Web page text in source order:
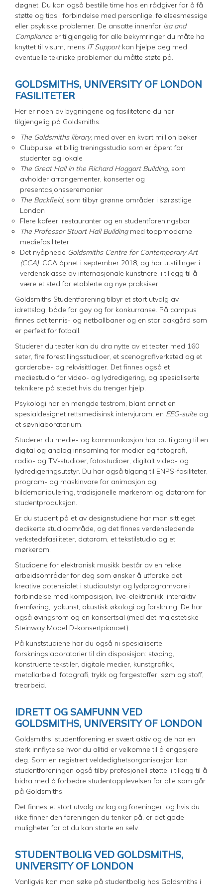
døgnet. Du kan også bestille time hos en rådgiver for å få
støtte og tips i forbindelse med personlige, følelsesmessige
eller psykiske problemer. De ansatte innenfor isa and
Compliance er tilgjengelig for alle bekymringer du måte ha
knyttet til visum, mens IT Supportkan hjelpe deg med
eventuelle tekniske problemer du måtte støte på.
GOLDSMITHS, UNIVERSITY OF LONDON
FASILITETER
Her er noen av bygningene og fasilitetene du har
tilgjengelig på Goldsmiths:
The Goldsmiths library, med over en kvart million bøker
Clubpulse, et billig treningsstudio som er åpent for
studenter og lokale
The Great Hall in the Richard Hoggart Building, som
avholder arrangementer, konserter og
presentasjonsseremonier
The Backfield, som tilbyr grønne områder i sørøstlige
London
Flere kafeer, restauranter og en studentforeningsbar
The Professor Stuart Hall Building med toppmoderne
mediefasiliteter
Det nyåpnede Goldsmiths Centre for Contemporary Art
(CCA). CCA åpnet i september 2018, og har utstillinger i
verdensklasse av internasjonale kunstnere, i tillegg til å
være et sted for etablerte og nye praksiser
Goldsmiths Studentforening tilbyr et stort utvalg av
idrettslag, både for gøy og for konkurranse. På campus
finnes det tennis- og netballbaner og en stor bakgård som
er perfekt for fotball.
Studerer du teater kan du dra nytte av et teater med 160
seter, fire forestillingsstudioer, et scenografiverksted og et
garderobe- og rekvisittlager. Det finnes også et
mediestudio for video- og lydredigering, og spesialiserte
teknikere på stedet hvis du trenger hjelp.
Psykologi har en mengde testrom, blant annet en
spesialdesignet rettsmedisinsk intervjurom, en EEG-suite og
et søvnlaboratorium.
Studerer du medie- og kommunikasjon har du tilgang til en
digital og analog innsamling for medier og fotografi,
radio- og TV-studioer, fotostudioer, digitalt video- og
lydredigeringsutstyr. Du har også tilgang til ENPS-fasiliteter,
program- og maskinvare for animasjon og
bildemanipulering, tradisjonelle mørkerom og datarom for
studentproduksjon.
Er du student på et av designstudiene har man sitt eget
dedikerte studioområde, og det finnes verdensledende
verkstedsfasiliteter, datarom, et tekstilstudio og et
mørkerom.
Studioene for elektronisk musikk består av en rekke
arbeidsområder for deg som ønsker å utforske det
kreative potensialet i studioutstyr og lydprogramvare i
forbindelse med komposisjon, live-elektronikk, interaktiv
fremføring, lydkunst, akustisk økologi og forskning. De har
også øvingsrom og en konsertsal (med det majestetiske
Steinway Model D-konsertpianoet).
På kunststudiene har du også ni spesialiserte
forskningslaboratorier til din disposisjon: støping,
konstruerte tekstiler, digitale medier, kunstgrafikk,
metallarbeid, fotografi, trykk og fargestoffer, søm og stoff,
trearbeid.
IDRETT OG SAMFUNN VED
GOLDSMITHS, UNIVERSITY OF LONDON
Goldsmiths' studentforening er svært aktiv og de har en
sterk innflytelse hvor du alltid er velkomne til å engasjere
deg. Som en registrert veldedighetsorganisasjon kan
studentforeningen også tilby profesjonell støtte, i tillegg til å
bidra med å forbedre studentopplevelsen for alle som går
på Goldsmiths.
Det finnes et stort utvalg av lag og foreninger, og hvis du
ikke finner den foreningen du tenker på, er det gode
muligheter for at du kan starte en selv.
STUDENTBOLIG VED GOLDSMITHS,
UNIVERSITY OF LONDON
Vanligvis kan man søke på studentbolig hos Goldsmiths i